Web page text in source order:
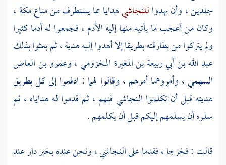
جلدين ، وأن يهدواللنجاشيهدايا مما يستطرف من متاعمكة ،
وكان من أعجب ما يأتيه منها إليه الأدم ، فجمعوا له أدما كثيرا
ولم يتركوا من بطارقته بطريقا إلا أهدوا إليه هدية ، ثم بعثوا بذلك
عبد الله بن أبي ربيعة بن المغيرة المخزومي،وعمرو بن العاص
السهمي، وأمروهما أمرهم ، وقالوا لهما : ادفعوا إلى كل بطريق
هديته قبل أن تكلموا النجاشيفيهم ، ثم قدموا له هداياه ، ثم
سلوه أن يسلمهم إليكم قبل أن يكلمهم .
قالت : فخرجا ، فقدما علىالنجاشي، ونحن عنده بخير دار عند